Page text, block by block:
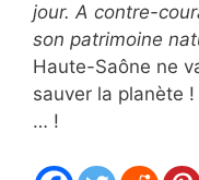
jour. A contre-
son patrimoine
Haute-Saône ne
sauver la planète
… !